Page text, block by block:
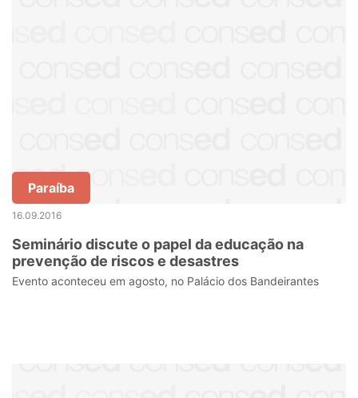
Paraíba
16.09.2016
Seminário discute o papel da educação na
prevenção de riscos e desastres
Evento aconteceu em agosto, no Palácio dos Bandeirantes